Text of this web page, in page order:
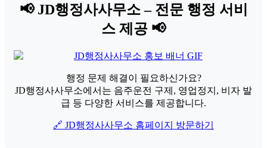
📢 JD행정사사무소 – 전문 행정 서비
스 제공 📢
행정 문제 해결이 필요하신가요?
JD행정사사무소에서는 음주운전 구제, 영업정지, 비자 발
급 등 다양한 서비스를 제공합니다.
🔗 JD행정사사무소 홈페이지 방문하기